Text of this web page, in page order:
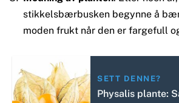
stikkelsbærbusken begynne å
moden frukt når den er fargefull
SETT DENNE?
Physalis plante: